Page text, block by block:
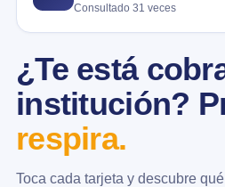
Consultado 31 veces
¿Te está
institución?
respira.
Toca cada tarjeta y descubre